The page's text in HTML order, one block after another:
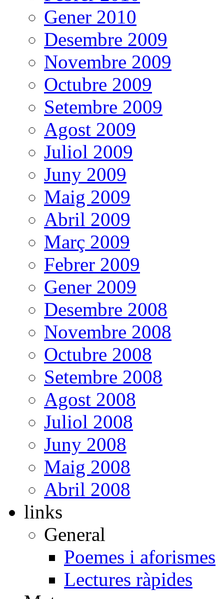
Gener 2010
Desembre 2009
Novembre 2009
Octubre 2009
Setembre 2009
Agost 2009
Juliol 2009
Juny 2009
Maig 2009
Abril 2009
Març 2009
Febrer 2009
Gener 2009
Desembre 2008
Novembre 2008
Octubre 2008
Setembre 2008
Agost 2008
Juliol 2008
Juny 2008
Maig 2008
Abril 2008
links
General
Poemes i aforismes
Lectures ràpides